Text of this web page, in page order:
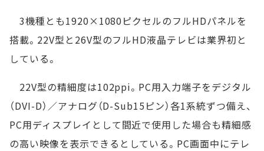
3機種とも1920×1080ピクセルのフルHDパネルを
搭載。22V型と26V型のフルHD液晶テレビは業界初と
している。
22V型の精細度は102ppi。PC用入力端子をデジタル
（DVI-D）／アナログ（D-Sub15ピン）各1系統ずつ備え、
PC用ディスプレイとして間近で使用した場合も精細感
の高い映像を表示できるとしている。PC画面中にテレ